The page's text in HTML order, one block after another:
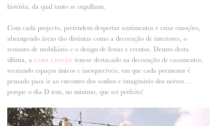
história, da qual tanto se orgulham.
Com cada projecto, pretendem despertar sentimentos e criar emoções,
abrangendo áreas tão distintas como a decoração de interiores, o
restauro de mobiliário e o design de festas e eventos. Dentro desta
última, a CARA LAVADA tem-se destacado na decoração de casamentos,
recriando espaços únicos e inesquecíveis, em que cada pormenor é
pensado para ir ao encontro dos sonhos e imaginário dos noivos…
porque o dia D tem, no mínimo, que ser perfeito!